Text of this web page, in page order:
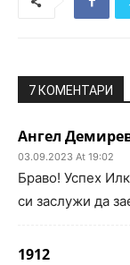
7 КОМЕНТАРИ
Ангел
03.09.2023 At 19:02
Браво! Успех
си заслужи да
1912